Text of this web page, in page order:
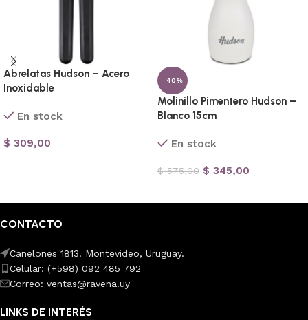
Abrelatas Hudson – Acero
Inoxidable
En stock
$ 309,00
-40%
Molinillo Pimentero Hudson –
Blanco 15cm
En stock
$575,00 $ 345,00
CONTACTO
Canelones 1813. Montevideo, Uruguay.
Celular: (+598) 092 485 792
Correo: ventas@ravena.uy
LINKS DE INTERÉS